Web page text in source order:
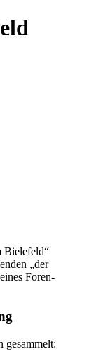
Bielefeld“
„der
Foren-
gesammelt: